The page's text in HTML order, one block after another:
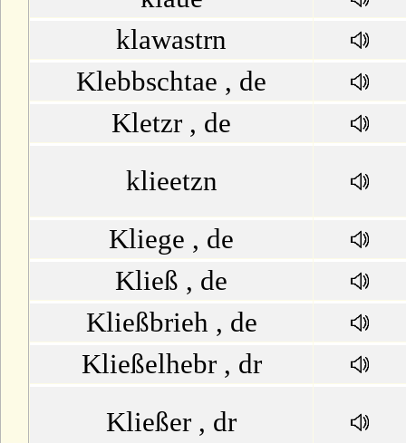
klawastrn
Klebbschtae , de
Kletzr , de
klieetzn
Kliege , de
Kließ , de
Kließbrieh , de
Kließelhebr , dr
Kließer , dr